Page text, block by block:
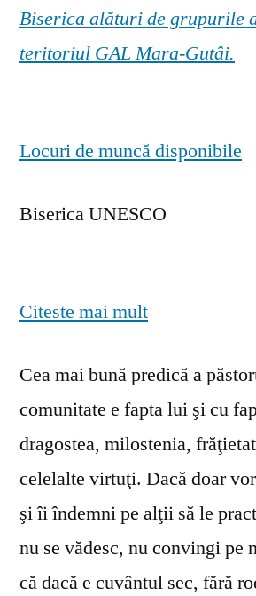
Biserica alături de grupurile
teritoriul GAL Mara-Gutâi.
Locuri de muncă disponibile
Biserica UNESCO
Citeste mai mult
Cea mai bună predică a
comunitate e fapta lui şi cu
dragostea, milostenia,
celelalte virtuţi. Dacă doar
şi îi îndemni pe alţii să le
nu se vă­desc, nu convingi pe
că dacă e cuvântul sec, fără